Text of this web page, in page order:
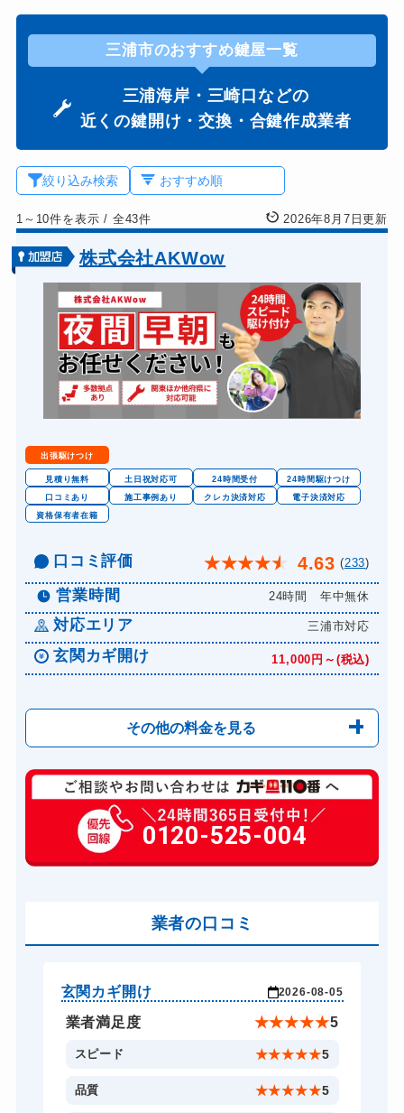
三浦市のおすすめ鍵屋一覧
三浦海岸・三崎口などの
近くの鍵開け・交換・合鍵作成業者
絞り込み検索
1～10件を表示/ 全43件 2026年8月7日更新
株式会社AKWow
出張駆けつけ
見積り無料 土日祝対応可 24時間受付
24時間駆けつけ
口コミあり
施工事例あり クレカ決済対応
電子決済対応
資格保有者在籍
口コミ評価 ★★★★★ 4.63 (233)
営業時間 24時間 年中無休
対応エリア 三浦市対応
玄関カギ開け 11,000円～(税込)
その他の料金を見る
玄関カギ修理 6,600円～(税込)
玄関カギ交換 14,300円～(税込)
車カギ開け 13,200円～(税込)
ドアノブカギ開け 10,780円～(税込)
ドアノブカギ交換 11,000円～(税込)
0120-525-004
業者の口コミ
玄関カギ開け 2026-08-05
業者満足度 ★★★★★5
スピード ★★★★★5
品質 ★★★★★5